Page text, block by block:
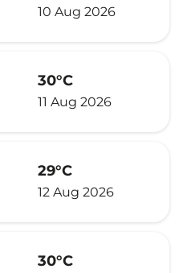
10 Aug 2026
30°C
11 Aug 2026
29°C
12 Aug 2026
30°C